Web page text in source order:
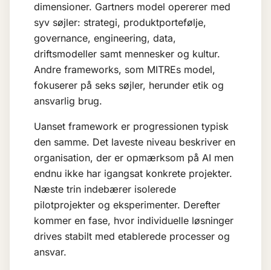
dimensioner. Gartners model opererer med
syv søjler: strategi, produktportefølje,
governance, engineering, data,
driftsmodeller samt mennesker og kultur.
Andre frameworks, som MITREs model,
fokuserer på seks søjler, herunder etik og
ansvarlig brug.
Uanset framework er progressionen typisk
den samme. Det laveste niveau beskriver en
organisation, der er opmærksom på AI men
endnu ikke har igangsat konkrete projekter.
Næste trin indebærer isolerede
pilotprojekter og eksperimenter. Derefter
kommer en fase, hvor individuelle løsninger
drives stabilt med etablerede processer og
ansvar.